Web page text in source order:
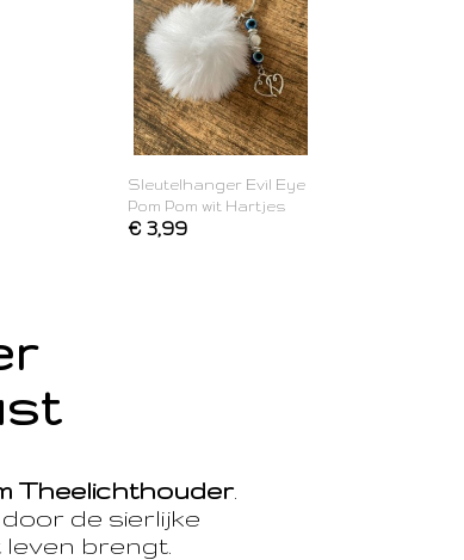
Sleutelhanger Evil Eye
Pom Pom wit Hartjes
€ 3,99
Theelichthouder.
de sierlijke
brengt.